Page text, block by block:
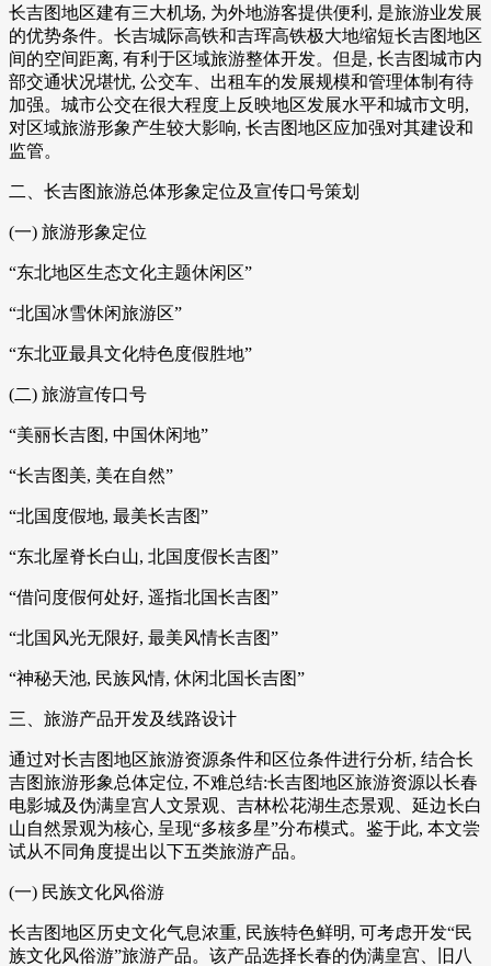
长吉图地区建有三大机场, 为外地游客提供便利, 是旅游业发展
的优势条件。长吉城际高铁和吉珲高铁极大地缩短长吉图地区
间的空间距离, 有利于区域旅游整体开发。但是, 长吉图城市内
部交通状况堪忧, 公交车、出租车的发展规模和管理体制有待
加强。城市公交在很大程度上反映地区发展水平和城市文明,
对区域旅游形象产生较大影响, 长吉图地区应加强对其建设和
监管。
二、长吉图旅游总体形象定位及宣传口号策划
(一) 旅游形象定位
“东北地区生态文化主题休闲区”
“北国冰雪休闲旅游区”
“东北亚最具文化特色度假胜地”
(二) 旅游宣传口号
“美丽长吉图, 中国休闲地”
“长吉图美, 美在自然”
“北国度假地, 最美长吉图”
“东北屋脊长白山, 北国度假长吉图”
“借问度假何处好, 遥指北国长吉图”
“北国风光无限好, 最美风情长吉图”
“神秘天池, 民族风情, 休闲北国长吉图”
三、旅游产品开发及线路设计
通过对长吉图地区旅游资源条件和区位条件进行分析, 结合长
吉图旅游形象总体定位, 不难总结:长吉图地区旅游资源以长春
电影城及伪满皇宫人文景观、吉林松花湖生态景观、延边长白
山自然景观为核心, 呈现“多核多星”分布模式。鉴于此, 本文尝
试从不同角度提出以下五类旅游产品。
(一) 民族文化风俗游
长吉图地区历史文化气息浓重, 民族特色鲜明, 可考虑开发“民
族文化风俗游”旅游产品。该产品选择长春的伪满皇宫、旧八